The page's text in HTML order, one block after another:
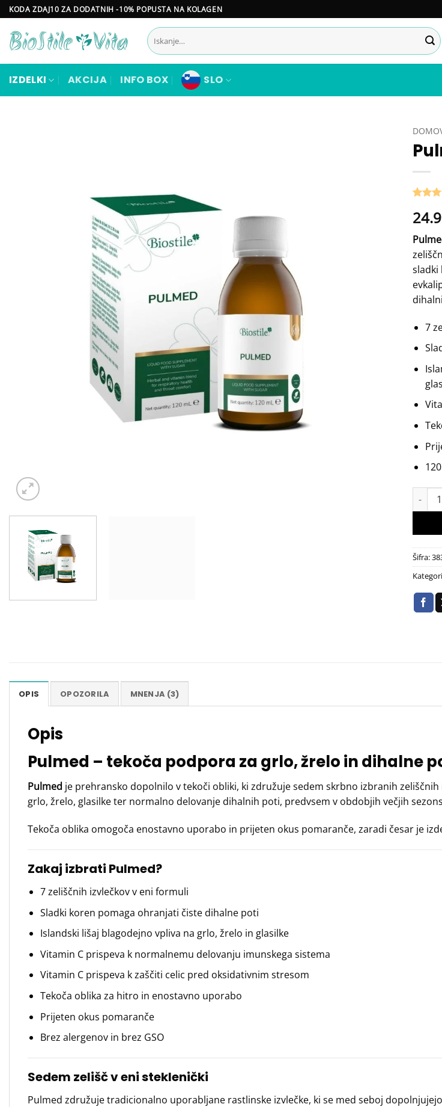
Skoči
na
vsebino
KODA ZDAJ10 ZA DODATNIH -10% POPUSTA NA KOLAGEN
Išči:
IZDELKI AKCIJA INFO BOX SLO
5od 5
podlagi
ocene
strank
sladki
7
Šifra:
OPIS OPOZORILA MNENJA (3)
Opis
Pulmed – tekoča podpora za grlo, žrelo in dihalne
Pulmed je prehransko dopolnilo v tekoči obliki, ki združuje sedem skrbno izbranih
grlo, žrelo, glasilke ter normalno delovanje dihalnih poti, predvsem v obdobjih večjih
Tekoča oblika omogoča enostavno uporabo in prijeten okus pomaranče, zaradi česar je
Zakaj izbrati Pulmed?
7 zeliščnih izvlečkov v eni formuli
Sladki koren pomaga ohranjati čiste dihalne poti
Islandski lišaj blagodejno vpliva na grlo, žrelo in glasilke
Vitamin C prispeva k normalnemu delovanju imunskega sistema
Vitamin C prispeva k zaščiti celic pred oksidativnim stresom
Tekoča oblika za hitro in enostavno uporabo
Prijeten okus pomaranče
Brez alergenov in brez GSO
Sedem zelišč v eni steklenički
Pulmed združuje tradicionalno uporabljane rastlinske izvlečke, ki se med seboj